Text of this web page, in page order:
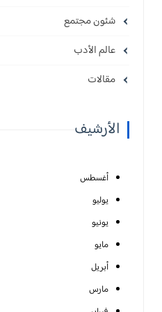
شئون مجتمع
عالم الأدب
مقالات
الأرشيف
أغسطس
يوليو
يونيو
مايو
أبريل
مارس